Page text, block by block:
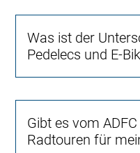
Was ist der
Pedelecs und E-
Gibt es vom
Radtouren für